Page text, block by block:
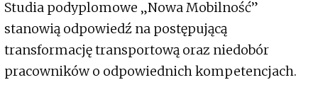
Studia podyplomowe „Nowa Mobilność”
stanowią odpowiedź na postępującą
transformację transportową oraz niedobór
pracowników o odpowiednich kompetencjach.